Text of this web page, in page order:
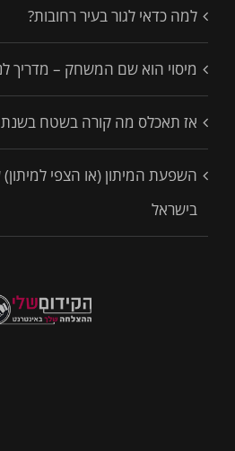
למה כדאי לגור בעיר רחובות?
מיסוי הוא שם המשחק – מדריך
אז תאכלס מה קורה בשטח בשנת 2023?
השפעת המיתון (או הצפי למיתון)
בישראל